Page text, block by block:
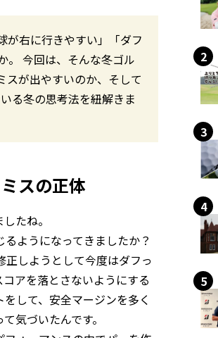
が右に行きやすい」「ダフ
。 今回は、そんな冬ゴル
スが出やすいのか、そして
る冬の思考法を紐解きま
スの正体
たね。
ようになってきましたか？
しようとして今度はダフっ
アを落とさないようにする
して、安全マージンを多く
気づいたんです。